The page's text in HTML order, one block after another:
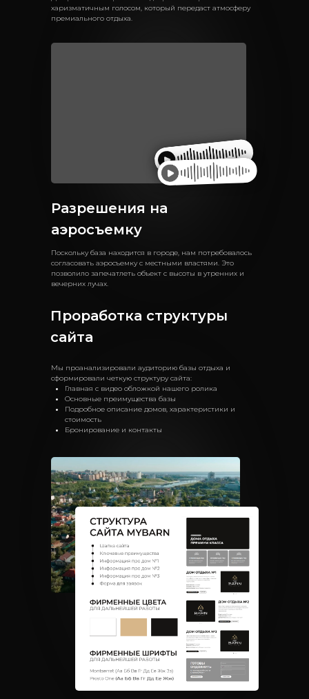
харизматичным голосом, который передаст атмосферу
премиального отдыха.
Проработка структуры
сайта
Мы проанализировали аудиторию базы отдыха и
сформировали четкую структуру сайта:
Главная с видео обложкой нашего ролика
Основные преимущества базы
Подробное описание домов, характеристики и
стоимость
Бронирование и контакты
Поскольку база находится в городе, нам потребовалось
согласовать аэросъемку с местными властями. Это
позволило запечатлеть объект с высоты в утренних и
вечерних лучах.
Разрешения на
аэросъемку